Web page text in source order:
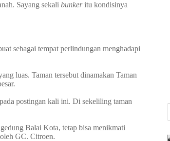
Sayang sekali bunkeritu kondisinya
sebagai tempat perlindungan menghadapi
luas. Taman tersebut dinamakan Taman
postingan kali ini. Di sekeliling taman
Balai Kota, tetap bisa menikmati
GC. Citroen.